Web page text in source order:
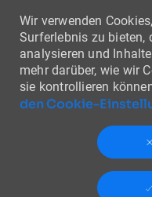
Wir verwenden
Surferlebnis zu bieten,
analysieren und
mehr darüber, wie wir
sie kontrollieren
den Cookie-